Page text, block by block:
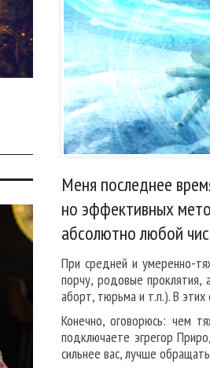
Меня последнее
но эффективных
абсолютно любой
При средней и умеренно-
порчу, родовые
аборт, тюрьма и т.п.). В
Конечно, оговорюсь: чем
подключаете эгрегор
сильнее вас, лучше